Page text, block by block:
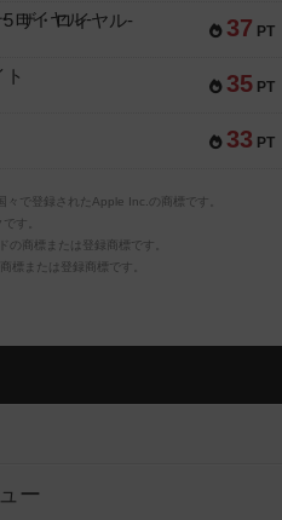
37 PT
ザ・ロイヤル-
35 PT
33 PT
で登録されたApple Inc.の商標です。
す。
商標または登録商標です。
標または登録商標です。
ー